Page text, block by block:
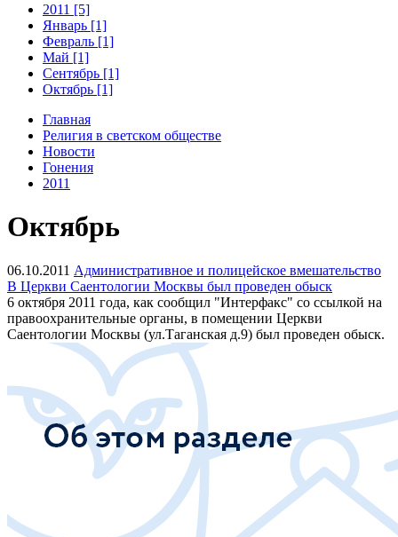
2011 [5]
Январь [1]
Февраль [1]
Май [1]
Сентябрь [1]
Октябрь [1]
Главная
Религия в светском обществе
Новости
Гонения
2011
Октябрь
06.10.2011 Административное и полицейское вмешательство
В Церкви Саентологии Москвы был проведен обыск
6 октября 2011 года, как сообщил "Интерфакс" со ссылкой на
правоохранительные органы, в помещении Церкви
Саентологии Москвы (ул.Таганская д.9) был проведен обыск.